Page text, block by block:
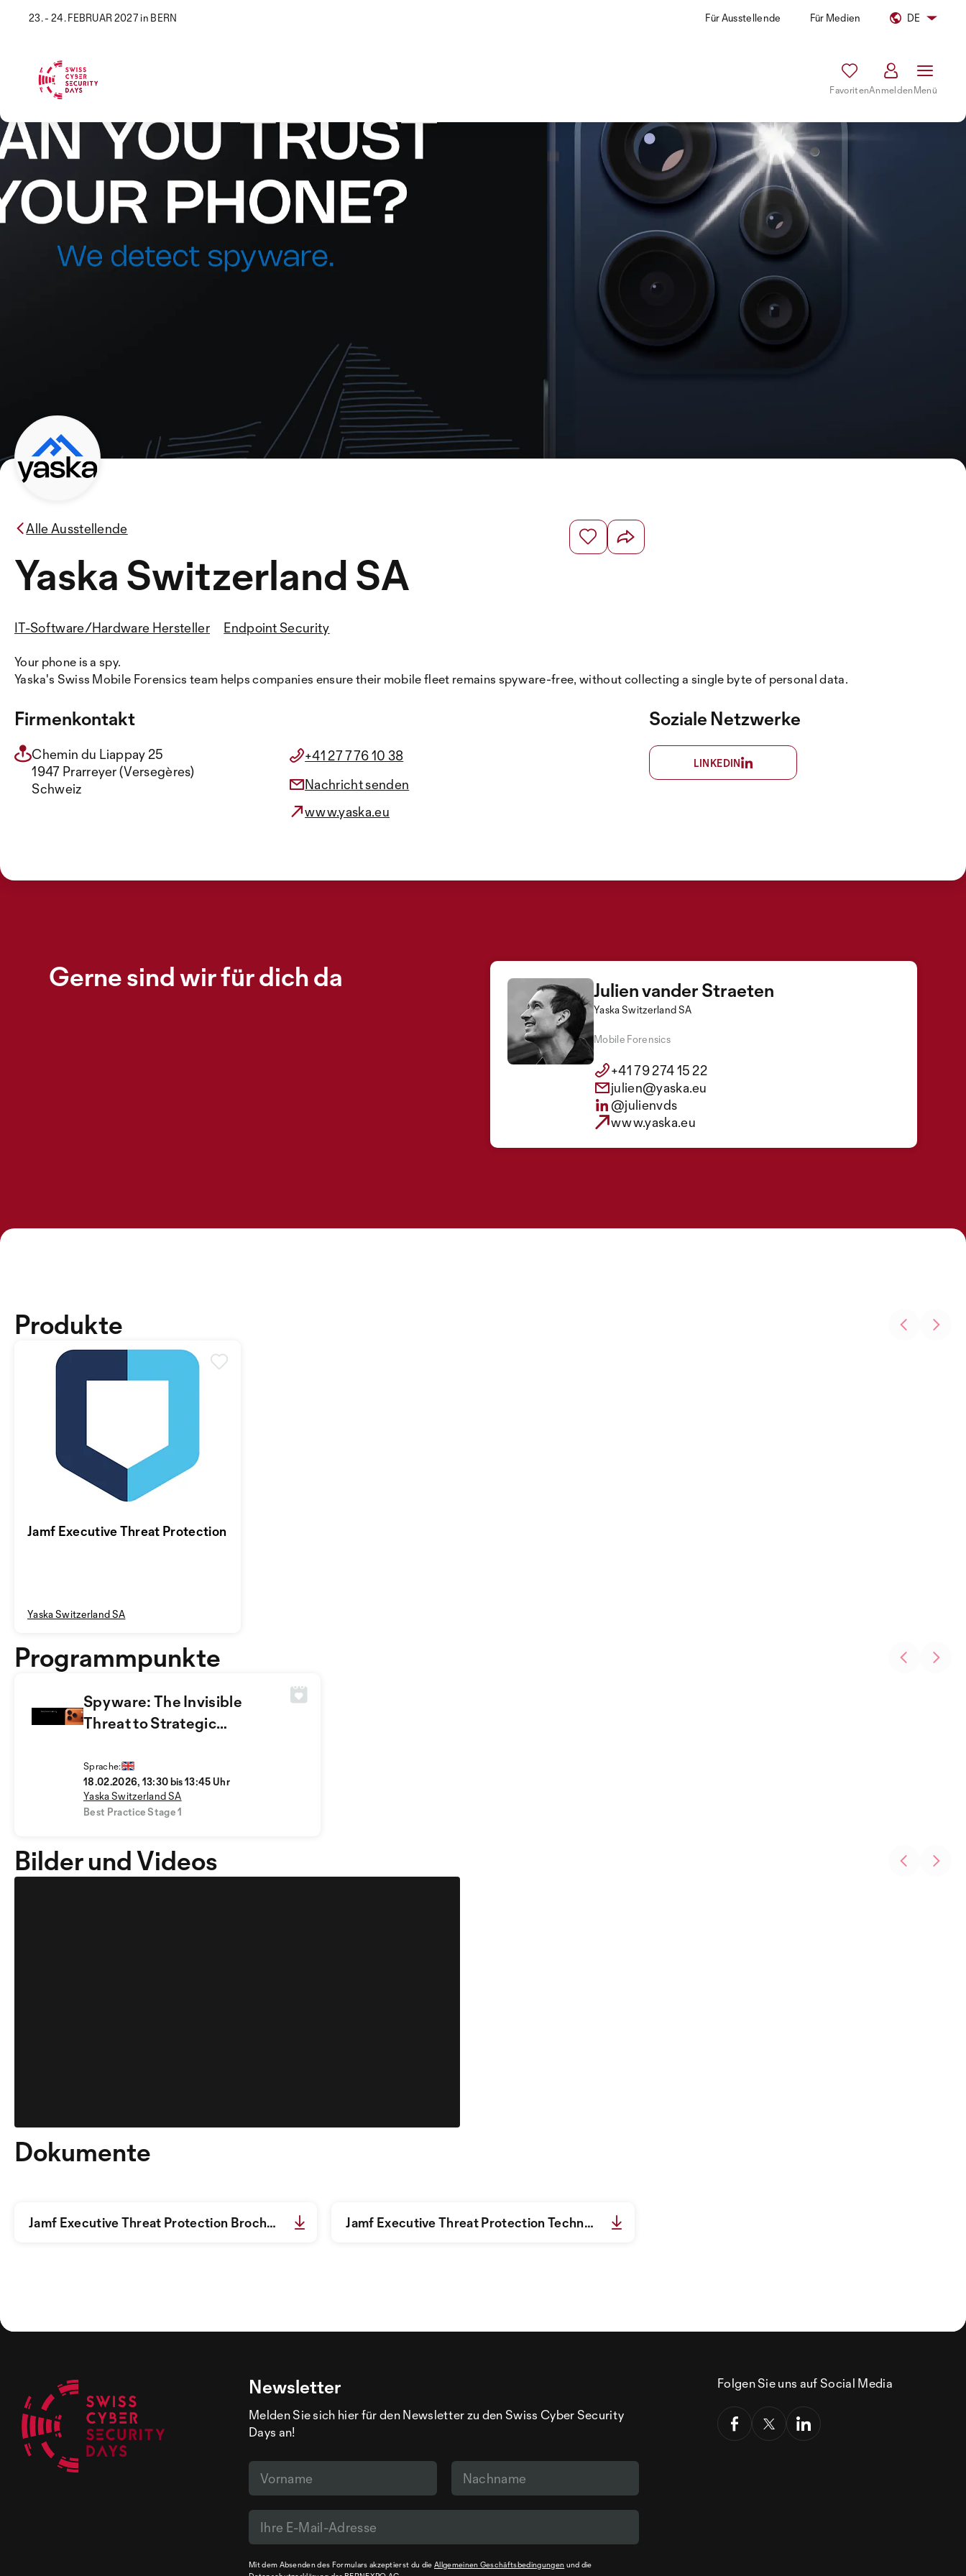
23. - 24. FEBRUAR 2027 in BERN Für Ausstellende Für Medien DE
FavoritenAnmeldenMenü
Alle Ausstellende
Yaska Switzerland SA
IT-Software/Hardware Hersteller Endpoint Security
Your phone is a spy.
Yaska's Swiss Mobile Forensics team helps companies ensure their mobile fleet remains spyware-free, without collecting a single byte of personal data.
Firmenkontakt
Chemin du Liappay 25
1947 Prarreyer (Versegères)
Schweiz
+41 27 776 10 38
Nachricht senden
www.yaska.eu
Soziale Netzwerke
LINKEDIN
Gerne sind wir für dich da Julien vander Straeten
Yaska Switzerland SA
Mobile Forensics
+41 79 274 15 22
julien@yaska.eu
@julienvds
www.yaska.eu
Jamf Executive Threat Protection
Yaska Switzerland SA
Produkte
Spyware: The Invisible
Threat to Strategic
Sprache:
18.02.2026, 13:30 bis 13:45 Uhr
Yaska Switzerland SA
Best Practice Stage 1
Programmpunkte
Bilder und Videos
Dokumente
Jamf Executive Threat Protection Brochure.pdf Jamf Executive Threat Protection Technical Guide.pdf
Newsletter
Melden Sie sich hier für den Newsletter zu den Swiss Cyber Security
Days an!
Mit dem Absenden des Formulars akzeptierst du die Allgemeinen Geschäftsbedingungen und die
Folgen Sie uns auf Social Media